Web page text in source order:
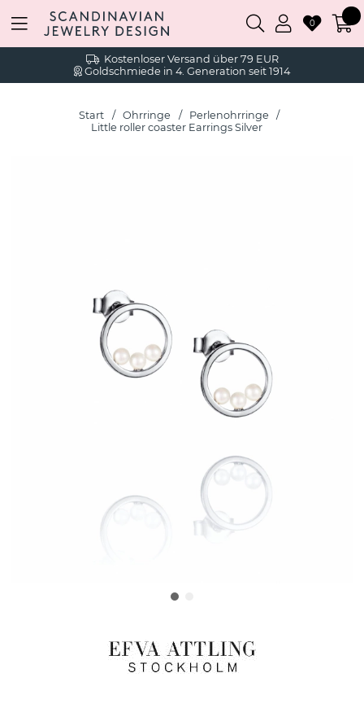
Kostenloser Versand über 79 EUR
Goldschmiede in 4. Generation seit 1914
0
Start Ohrringe
Perlenohrringe
Little roller coaster Earrings Silver